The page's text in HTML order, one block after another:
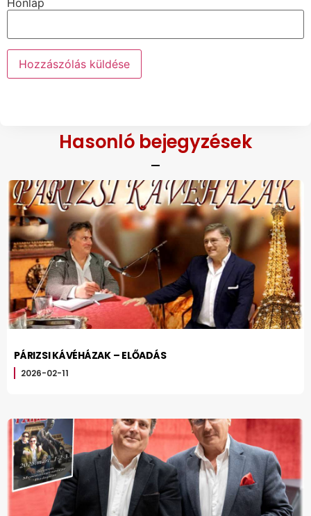
Hasonló bejegyzések
PÁRIZSI KÁVÉHÁZAK – ELŐADÁS
2026-02-11